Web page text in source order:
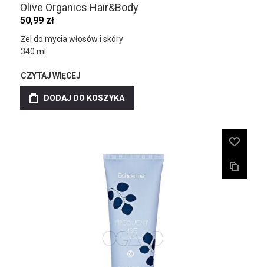
Olive Organics Hair&Body
50,99 zł
Żel do mycia włosów i skóry
340 ml
CZYTAJ WIĘCEJ
DODAJ DO KOSZYKA